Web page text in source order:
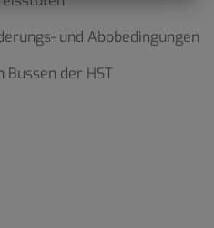
und Abobedingungen
der HST